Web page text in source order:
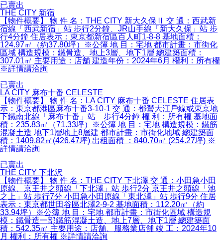
已賣出
THE CITY 新宿
【物件概要】 物 件 名：THE CITY 新大久保Ⅱ 交 通：西武新
宿線「西武新宿」站 步行2分鐘、JR山手線「新大久保」站 步
行4分鐘 住居表示：東京都新宿區百人町1-8-8 基地面積：
124.97㎡（約37.80坪）※公簿 地 目：宅地 都市計畫：市街化
區域 構造規模：鐵骨造、地上3層、地下1層 總建築面積：
307.01㎡ 主要用途：店舗 建造年份：2024年6月 權利：所有權
※詳情請洽詢
已賣出
LA CITY 麻布十番 CELESTE
【物件概要】 物 件 名：LA CITY 麻布十番 CELESTE 住居表
示：東京都港區麻布十番3-10-1 交 通：都營大江戶線或東京地
下鐵南北線「麻布十番」站 步行4分鐘 權 利：所有權 基地面
積：235.83㎡（71.33坪）※公簿 地 目：宅地 構造規模：鐵筋
混凝土造 地下1層地上8層建 都市計畫：市街化地域 總建築面
積：1409.82㎡(426.47坪) 出租面積 ：840.70㎡ (254.27坪) ※
詳情請洽詢
已賣出
THE CITY 下北沢
【物件概要】 物 件 名：THE CITY 下北澤 交 通：小田急小田
原線、京王井之頭線「下北澤」站 歩行2分 京王井之頭線「池
之上」站 歩行7分 小田急小田原線「東北澤」站 歩行9分 住居
表示：東京都世田谷區北澤2-9-2 基地面積：112.20㎡（約
33.94坪）※公簿 地 目：宅地 都市計畫：市街化區域 構造規
模：鐵骨造一部鐵筋混凝土造、地上7層、地下1層 總建築面
積：542.35㎡ 主要用途：店舗、服務業店舗 竣 工：2024年10
月 權利：所有權 ※詳情請洽詢